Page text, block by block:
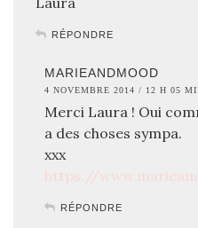
RÉPONDRE
MARIEANDMOOD
4 NOVEMBRE 2014 / 12 H 05
Merci Laura ! Oui
a des choses sympa.
xxx
https://
RÉPONDRE